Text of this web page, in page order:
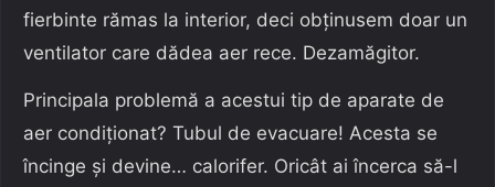
fierbinte rămas la interior, deci obținusem doar un
ventilator care dădea aer rece. Dezamăgitor.
Principala problemă a acestui tip de aparate de
aer condiționat? Tubul de evacuare! Acesta se
încinge și devine… calorifer. Oricât ai încerca să-l